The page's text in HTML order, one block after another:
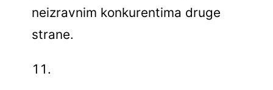
neizravnim konkurentima druge
strane.